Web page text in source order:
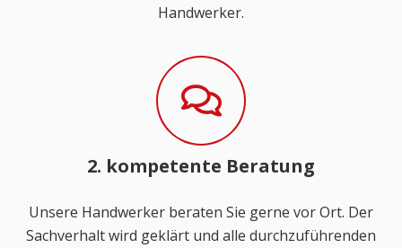
Handwerker.
2. kompetente Beratung
Unsere Handwerker beraten Sie gerne vor Ort. Der
Sachverhalt wird geklärt und alle durchzuführenden